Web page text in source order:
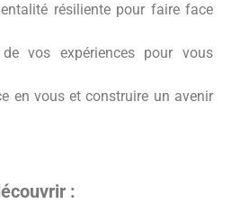
résiliente pour faire face
vos expériences pour vous
en vous et construire un avenir
: